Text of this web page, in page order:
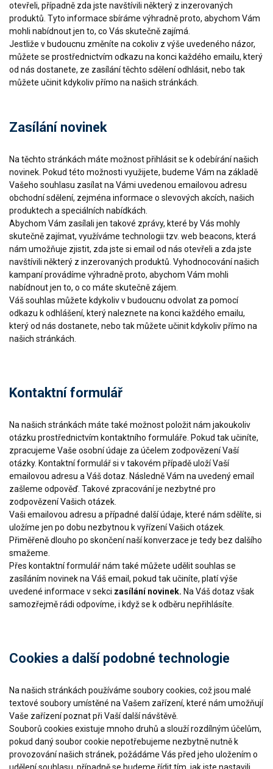
otevřeli, případně zda jste navštívili některý z inzerovaných
produktů. Tyto informace sbíráme výhradně proto, abychom Vám
mohli nabídnout jen to, co Vás skutečně zajímá.
Jestliže v budoucnu změníte na cokoliv z výše uvedeného názor,
můžete se prostřednictvím odkazu na konci každého emailu, který
od nás dostanete, ze zasílání těchto sdělení odhlásit, nebo tak
můžete učinit kdykoliv přímo na našich stránkách.
Zasílání novinek
Na těchto stránkách máte možnost přihlásit se k odebírání našich
novinek. Pokud této možnosti využijete, budeme Vám na základě
Vašeho souhlasu zasílat na Vámi uvedenou emailovou adresu
obchodní sdělení, zejména informace o slevových akcích, našich
produktech a speciálních nabídkách.
Abychom Vám zasílali jen takové zprávy, které by Vás mohly
skutečně zajímat, využíváme technologii tzv. web beacons, která
nám umožňuje zjistit, zda jste si email od nás otevřeli a zda jste
navštívili některý z inzerovaných produktů. Vyhodnocování našich
kampaní provádíme výhradně proto, abychom Vám mohli
nabídnout jen to, o co máte skutečně zájem.
Váš souhlas můžete kdykoliv v budoucnu odvolat za pomocí
odkazu k odhlášení, který naleznete na konci každého emailu,
který od nás dostanete, nebo tak můžete učinit kdykoliv přímo na
našich stránkách.
Kontaktní formulář
Na našich stránkách máte také možnost položit nám jakoukoliv
otázku prostřednictvím kontaktního formuláře. Pokud tak učiníte,
zpracujeme Vaše osobní údaje za účelem zodpovězení Vaší
otázky. Kontaktní formulář si v takovém případě uloží Vaší
emailovou adresu a Váš dotaz. Následně Vám na uvedený email
zašleme odpověď. Takové zpracování je nezbytné pro
zodpovězení Vašich otázek.
Vaši emailovou adresu a případné další údaje, které nám sdělíte, si
uložíme jen po dobu nezbytnou k vyřízení Vašich otázek.
Přiměřeně dlouho po skončení naší konverzace je tedy bez dalšího
smažeme.
Přes kontaktní formulář nám také můžete udělit souhlas se
zasíláním novinek na Váš email, pokud tak učiníte, platí výše
uvedené informace v sekci zasílání novinek. Na Váš dotaz však
samozřejmě rádi odpovíme, i když se k odběru nepřihlásíte.
Cookies a další podobné technologie
Na našich stránkách používáme soubory cookies, což jsou malé
textové soubory umístěné na Vašem zařízení, které nám umožňují
Vaše zařízení poznat při Vaší další návštěvě.
Souborů cookies existuje mnoho druhů a slouží rozdílným účelům,
pokud daný soubor cookie nepotřebujeme nezbytně nutně k
provozování našich stránek, požádáme Vás před jeho uložením o